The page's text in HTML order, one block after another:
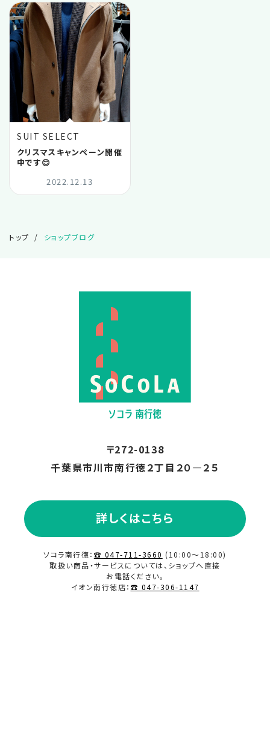
2022.09
2022.07
2022.06
2022.04
2022.03
SUIT SELECT
クリスマスキャンペーン開催
中です😊
2022.12.13
トップ ショップブログ
〒272-0138
千葉県市川市南行徳２丁目２０―２５
詳しくはこちら
ソコラ南行徳： ☎ 047-711-3660 (10:00～18:00)
取扱い商品・サービスについては、ショップへ直接
お電話ください。
イオン南行徳店： ☎ 047-306-1147